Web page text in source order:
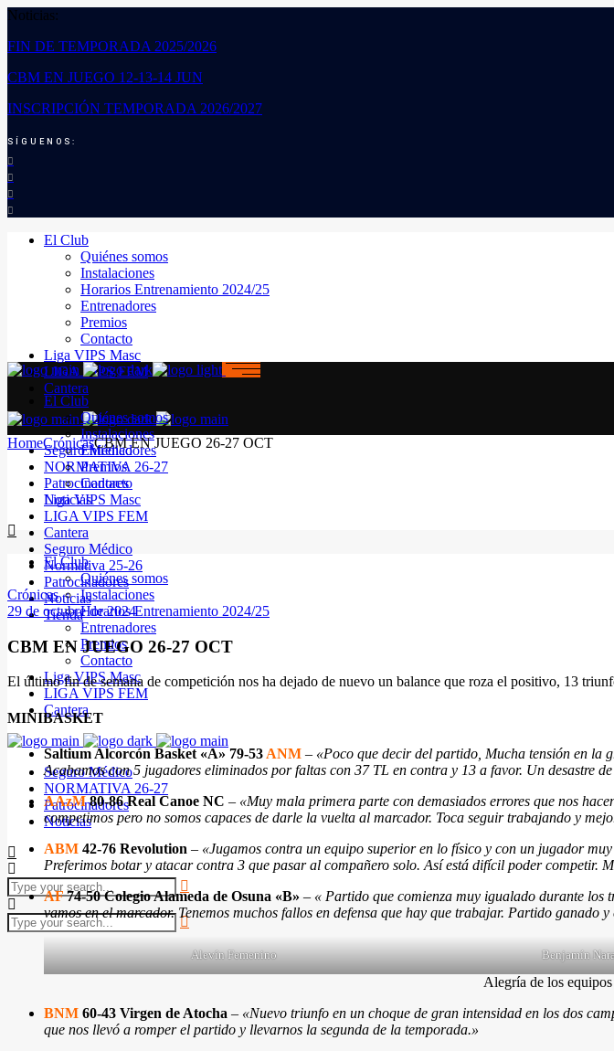
Noticias:
FIN DE TEMPORADA 2025/2026
CBM EN JUEGO 12-13-14 JUN
INSCRIPCIÓN TEMPORADA 2026/2027
SÍGUENOS:
El Club
Quiénes somos
Instalaciones
Horarios Entrenamiento 2024/25
Entrenadores
Premios
Contacto
Liga VIPS Masc
LIGA VIPS FEM
Cantera
Seguro Médico
NORMATIVA 26-27
Patrocinadores
Noticias
El Club
Quiénes somos
Instalaciones
Horarios Entrenamiento 2024/25
Entrenadores
Premios
Contacto
Liga VIPS Masc
LIGA VIPS FEM
Cantera
Seguro Médico
NORMATIVA 26-27
Patrocinadores
Noticias
El Club
Quiénes somos
Instalaciones
Entrenadores
Premios
Contacto
Liga VIPS Masc
LIGA VIPS FEM
Cantera
Seguro Médico
Normativa 25-26
Patrocinadores
Noticias
Tienda
HomeCrónicasCBM EN JUEGO 26-27 OCT
Crónicas
29 de octubre de 2024
CBM EN JUEGO 26-27 OCT
El último fin de semana de competición nos ha dejado de nuevo un balance que roza el positivo, 13
MINIBASKET
Saltium Alcorcón Basket «A» 79-53 ANM – «Poco que decir del partido, Mucha tensión en la
Acabamos con 5 jugadores eliminados por faltas con 37 TL en contra y 13 a favor. Un desastre
AAzM80-86 Real Canoe NC – «Muy mala primera parte con demasiados errores que nos
competimos pero no somos capaces de darle la vuelta al marcador. Toca seguir trabajando y
ABM 42-76 Revolution – «Jugamos contra un equipo superior en lo físico y con un jugador
Preferimos botar y atacar contra 3 que pasar al compañero solo. Así está difícil poder competir.
AF74-50 Colegio Alameda de Osuna «B»– « Partido que comienza muy igualado durante los
vamos en el marcador. Tenemos muchos fallos en defensa que hay que trabajar. Partido ganado
Alevín Femenino Benjamín
Alegría de los
BNM 60-43 Virgen de Atocha – «Nuevo triunfo en un choque de gran intensidad en los dos
que nos llevó a romper el partido y llevarnos la segunda de la temporada.»